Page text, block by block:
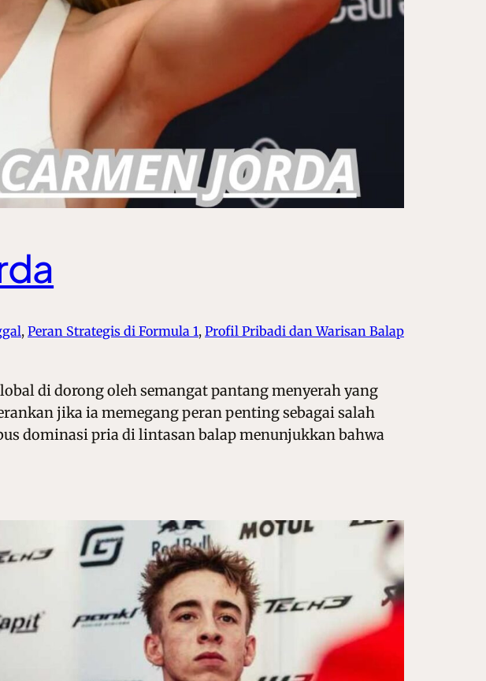
, Peran Strategis di Formula 1, Profil Pribadi dan Warisan Balap
di dorong oleh semangat pantang menyerah yang
jika ia memegang peran penting sebagai salah
dominasi pria di lintasan balap menunjukkan bahwa